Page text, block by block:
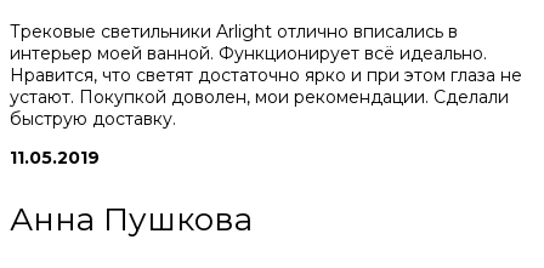
Трековые светильники Arlight отлично вписались в
интерьер моей ванной. Функционирует всё идеально.
Нравится, что светят достаточно ярко и при этом глаза не
устают. Покупкой доволен, мои рекомендации. Сделали
быструю доставку.
11.05.2019
Анна Пушкова